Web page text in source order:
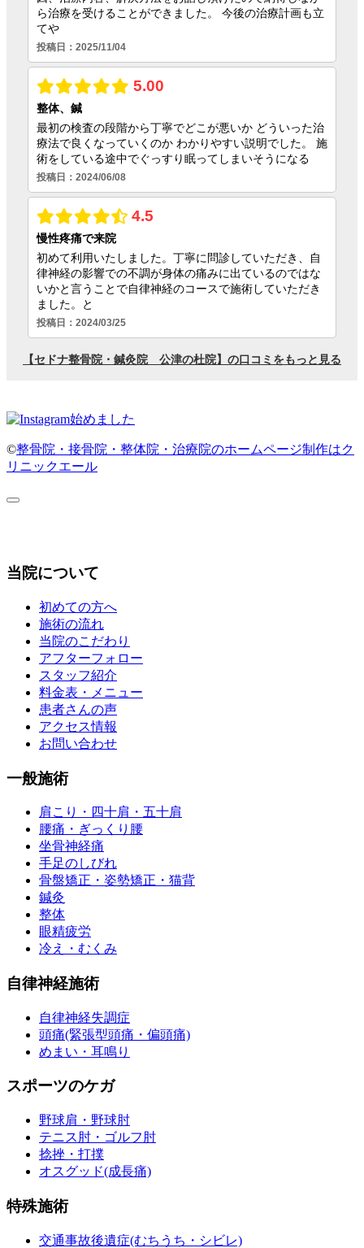
©整骨院・接骨院・整体院・治療院のホームページ制作はク
リニックエール
当院について
初めての方へ
施術の流れ
当院のこだわり
アフターフォロー
スタッフ紹介
料金表・メニュー
患者さんの声
アクセス情報
お問い合わせ
一般施術
肩こり・四十肩・五十肩
腰痛・ぎっくり腰
坐骨神経痛
手足のしびれ
骨盤矯正・姿勢矯正・猫背
鍼灸
整体
眼精疲労
冷え・むくみ
自律神経施術
自律神経失調症
頭痛(緊張型頭痛・偏頭痛)
めまい・耳鳴り
スポーツのケガ
野球肩・野球肘
テニス肘・ゴルフ肘
捻挫・打撲
オスグッド(成長痛)
特殊施術
交通事故後遺症(むちうち・シビレ)